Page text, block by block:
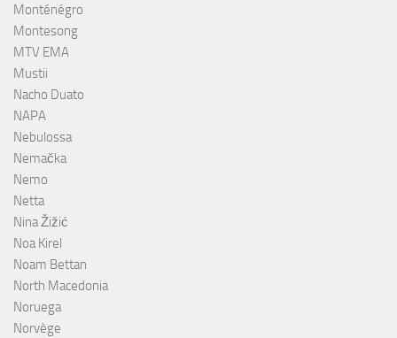
Monténégro
Montesong
MTV EMA
Mustii
Nacho Duato
NAPA
Nebulossa
Nemačka
Nemo
Netta
Nina Žižić
Noa Kirel
Noam Bettan
North Macedonia
Noruega
Norvège